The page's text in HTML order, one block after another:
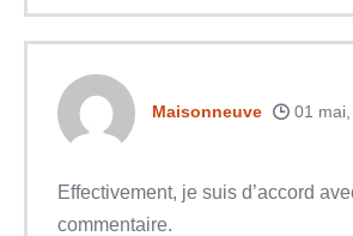
Maisonneuve 01
Effectivement, je suis d’accord
commentaire.